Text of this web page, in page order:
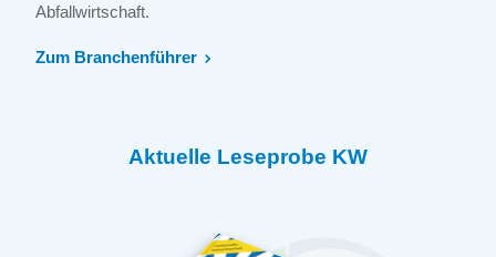
Abfallwirtschaft.
Zum Branchenführer
Aktuelle Leseprobe KW